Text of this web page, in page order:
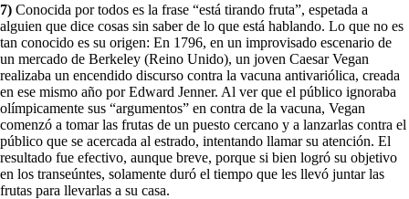
7) Conocida por todos es la frase “está tirando fruta”, espetada a
alguien que dice cosas sin saber de lo que está hablando. Lo que no es
tan conocido es su origen: En 1796, en un improvisado escenario de
un mercado de Berkeley (Reino Unido), un joven Caesar Vegan
realizaba un encendido discurso contra la vacuna antivariólica, creada
en ese mismo año por Edward Jenner. Al ver que el público ignoraba
olímpicamente sus “argumentos” en contra de la vacuna, Vegan
comenzó a tomar las frutas de un puesto cercano y a lanzarlas contra el
público que se acercada al estrado, intentando llamar su atención. El
resultado fue efectivo, aunque breve, porque si bien logró su objetivo
en los transeúntes, solamente duró el tiempo que les llevó juntar las
frutas para llevarlas a su casa.